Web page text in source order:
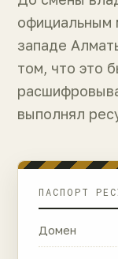
официальным
западе
том, что это
выполнял
ПАСПОРТ
Домен